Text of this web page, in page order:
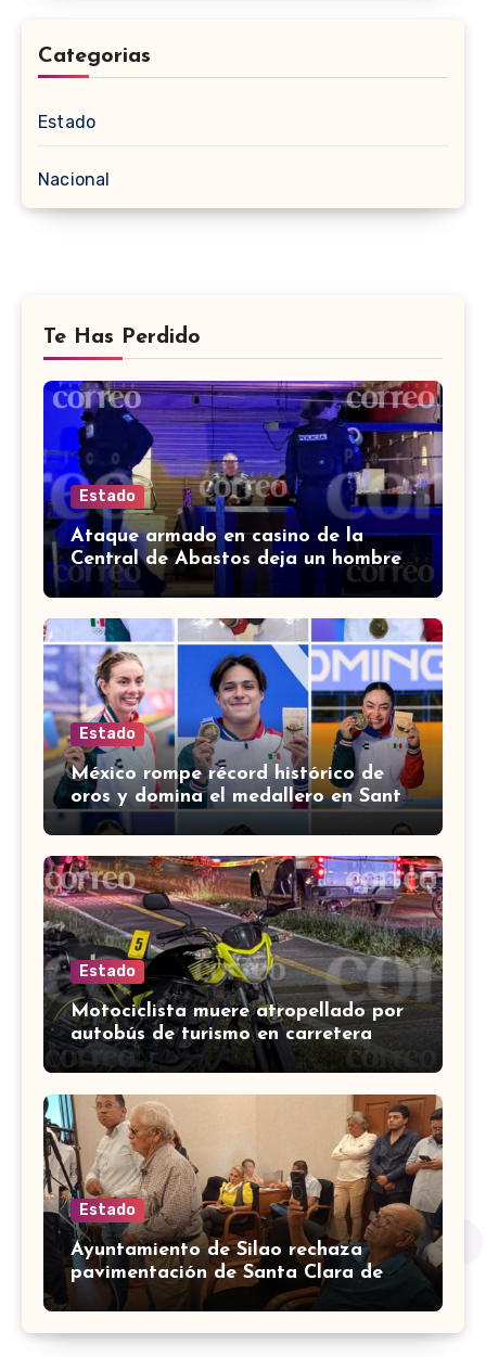
Categorias
Estado
Nacional
Te Has Perdido
Estado
Ataque armado en casino de la
Central de Abastos deja un hombre
muerto en León
Estado
México rompe récord histórico de
oros y domina el medallero en Santo
Domingo 2026
Estado
Motociclista muere atropellado por
autobús de turismo en carretera
León-San Francisco del Rincón
Estado
Ayuntamiento de Silao rechaza
pavimentación de Santa Clara de
Marines